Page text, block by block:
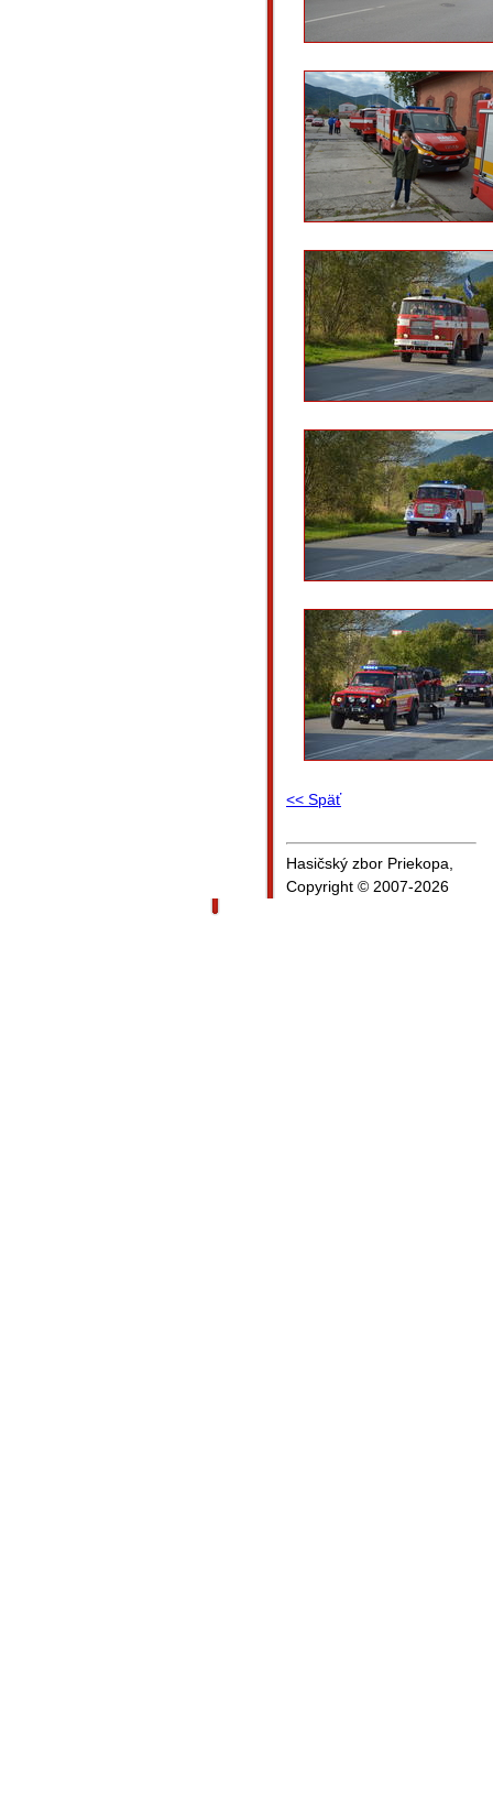
<< Späť
Hasičský zbor Priekopa,
Copyright © 2007-2026